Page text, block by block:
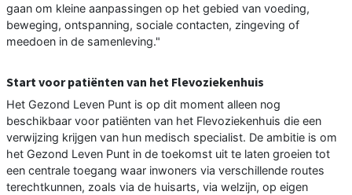
gaan om kleine aanpassingen op het gebied van voeding,
beweging, ontspanning, sociale contacten, zingeving of
meedoen in de samenleving."
Start voor patiënten van het Flevoziekenhuis
Het Gezond Leven Punt is op dit moment alleen nog
beschikbaar voor patiënten van het Flevoziekenhuis die een
verwijzing krijgen van hun medisch specialist. De ambitie is om
het Gezond Leven Punt in de toekomst uit te laten groeien tot
een centrale toegang waar inwoners via verschillende routes
terechtkunnen, zoals via de huisarts, via welzijn, op eigen